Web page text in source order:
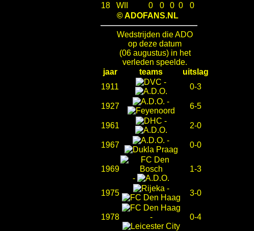
18
WII 0 0 0 0
0
© ADOFANS.NL
Wedstrijden die ADO
op deze datum
(06 augustus) in het
verleden speelde.
jaar
teams
uitslag
1911
-
0-3
1927
-
6-5
1961
-
2-0
1967
-
0-0
1969
-
1-3
1975
-
3-0
1978 - 0-4